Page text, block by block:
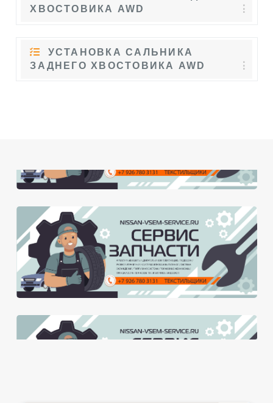
ХВОСТОВИКА AWD
УСТАНОВКА САЛЬНИКА
ЗАДНЕГО ХВОСТОВИКА AWD